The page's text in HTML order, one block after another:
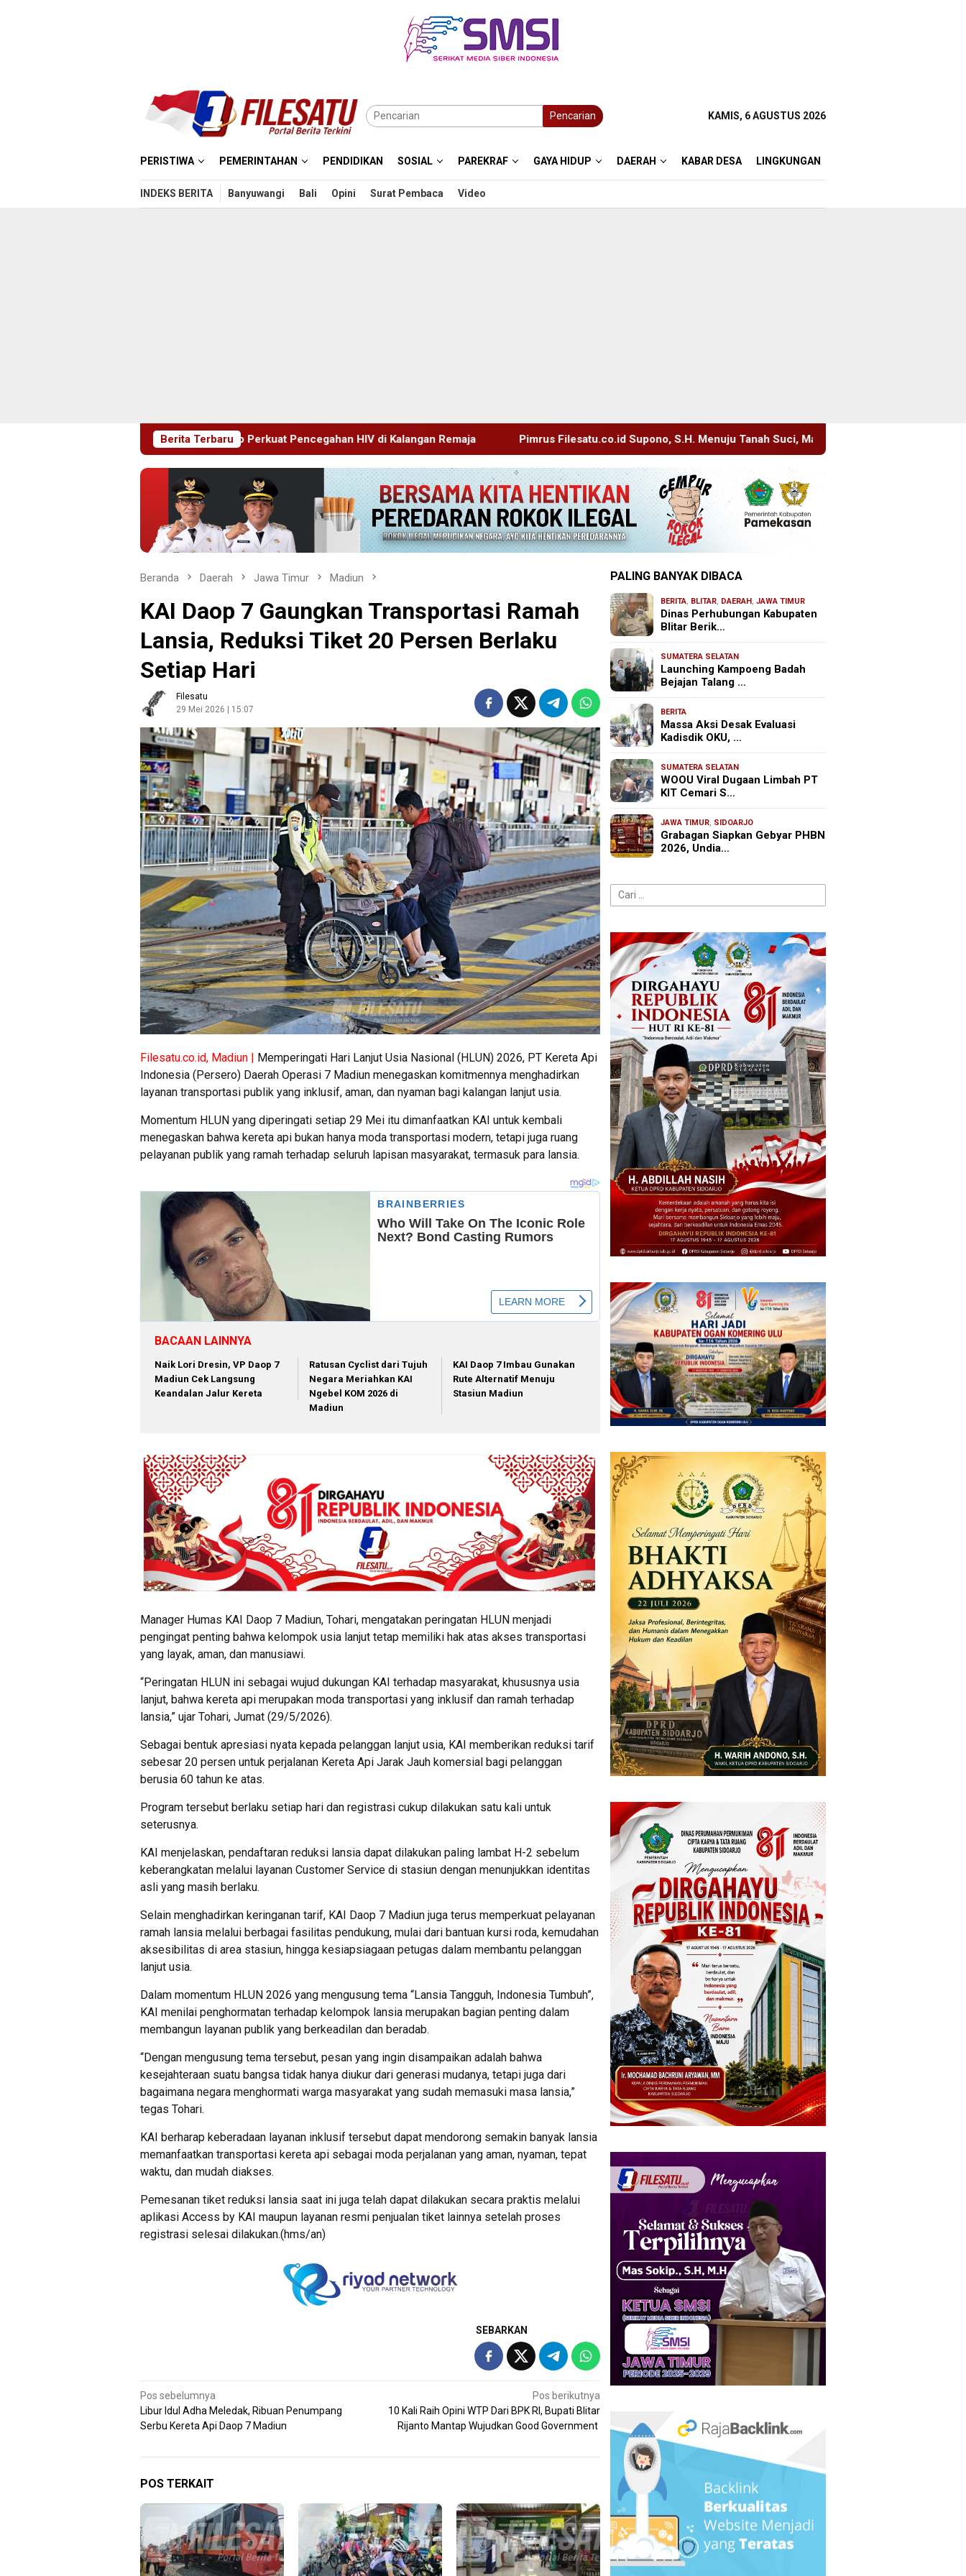
Pencarian KAMIS, 6 AGUSTUS 2026
PERISTIWA PEMERINTAHAN PENDIDIKAN SOSIAL PAREKRAF GAYA HIDUP DAERAH KABAR DESA LINGKUNGAN
INDEKS BERITA Banyuwangi Bali Opini Surat Pembaca Video
Berita Terbaru
Pemkab Sidoarjo Perkuat Pencegahan HIV di Kalangan Remaja Pimrus Filesatu.co.id Supono, S.H. Menuju Tanah Suci, Manajemen Pastikan Pelayanan Berita Tetap Maksimal
Beranda Daerah Jawa Timur Madiun
KAI Daop 7 Gaungkan Transportasi Ramah
Lansia, Reduksi Tiket 20 Persen Berlaku
Setiap Hari
Filesatu
29 Mei 2026 | 15:07
Filesatu.co.id, Madiun | Memperingati Hari Lanjut Usia Nasional (HLUN) 2026, PT Kereta Api
Indonesia (Persero) Daerah Operasi 7 Madiun menegaskan komitmennya menghadirkan
layanan transportasi publik yang inklusif, aman, dan nyaman bagi kalangan lanjut usia.
Momentum HLUN yang diperingati setiap 29 Mei itu dimanfaatkan KAI untuk kembali
menegaskan bahwa kereta api bukan hanya moda transportasi modern, tetapi juga ruang
pelayanan publik yang ramah terhadap seluruh lapisan masyarakat, termasuk para lansia.
BACAAN LAINNYA
Naik Lori Dresin, VP Daop 7
Madiun Cek Langsung
Keandalan Jalur Kereta
Ratusan Cyclist dari Tujuh
Negara Meriahkan KAI
Ngebel KOM 2026 di
Madiun
KAI Daop 7 Imbau Gunakan
Rute Alternatif Menuju
Stasiun Madiun
Manager Humas KAI Daop 7 Madiun, Tohari, mengatakan peringatan HLUN menjadi
pengingat penting bahwa kelompok usia lanjut tetap memiliki hak atas akses transportasi
yang layak, aman, dan manusiawi.
“Peringatan HLUN ini sebagai wujud dukungan KAI terhadap masyarakat, khususnya usia
lanjut, bahwa kereta api merupakan moda transportasi yang inklusif dan ramah terhadap
lansia,” ujar Tohari, Jumat (29/5/2026).
Sebagai bentuk apresiasi nyata kepada pelanggan lanjut usia, KAI memberikan reduksi tarif
sebesar 20 persen untuk perjalanan Kereta Api Jarak Jauh komersial bagi pelanggan
berusia 60 tahun ke atas.
Program tersebut berlaku setiap hari dan registrasi cukup dilakukan satu kali untuk
seterusnya.
KAI menjelaskan, pendaftaran reduksi lansia dapat dilakukan paling lambat H-2 sebelum
keberangkatan melalui layanan Customer Service di stasiun dengan menunjukkan identitas
asli yang masih berlaku.
Selain menghadirkan keringanan tarif, KAI Daop 7 Madiun juga terus memperkuat pelayanan
ramah lansia melalui berbagai fasilitas pendukung, mulai dari bantuan kursi roda, kemudahan
aksesibilitas di area stasiun, hingga kesiapsiagaan petugas dalam membantu pelanggan
lanjut usia.
Dalam momentum HLUN 2026 yang mengusung tema “Lansia Tangguh, Indonesia Tumbuh”,
KAI menilai penghormatan terhadap kelompok lansia merupakan bagian penting dalam
membangun layanan publik yang berkeadilan dan beradab.
“Dengan mengusung tema tersebut, pesan yang ingin disampaikan adalah bahwa
kesejahteraan suatu bangsa tidak hanya diukur dari generasi mudanya, tetapi juga dari
bagaimana negara menghormati warga masyarakat yang sudah memasuki masa lansia,”
tegas Tohari.
KAI berharap keberadaan layanan inklusif tersebut dapat mendorong semakin banyak lansia
memanfaatkan transportasi kereta api sebagai moda perjalanan yang aman, nyaman, tepat
waktu, dan mudah diakses.
Pemesanan tiket reduksi lansia saat ini juga telah dapat dilakukan secara praktis melalui
aplikasi Access by KAI maupun layanan resmi penjualan tiket lainnya setelah proses
registrasi selesai dilakukan.(hms/an)
SEBARKAN
Navigasi
pos
Pos sebelumnya
Libur Idul Adha Meledak, Ribuan Penumpang
Serbu Kereta Api Daop 7 Madiun
Pos berikutnya
10 Kali Raih Opini WTP Dari BPK RI, Bupati Blitar
Rijanto Mantap Wujudkan Good Government
POS TERKAIT
PALING BANYAK DIBACA
BERITA, BLITAR, DAERAH ,JAWA TIMUR
Dinas Perhubungan Kabupaten
Blitar Berik…
SUMATERA SELATAN
Launching Kampoeng Badah
Bejajan Talang …
BERITA
Massa Aksi Desak Evaluasi
Kadisdik OKU, …
SUMATERA SELATAN
WOOU Viral Dugaan Limbah PT
KIT Cemari S…
JAWA TIMUR, SIDOARJO
Grabagan Siapkan Gebyar PHBN
2026, Undia…
Cari
untuk: